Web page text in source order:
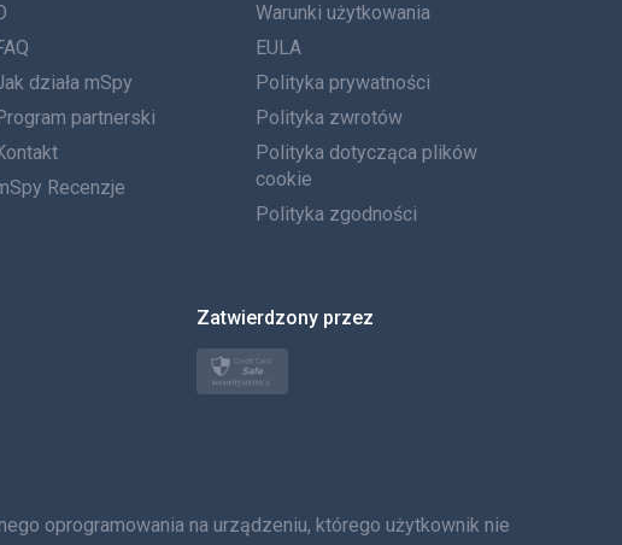
Português
Włoski
العربية
Türkçe
Polski
działa mSpy
partnerski
Recenzje
Warunki użytkowania
EULA
Polityka prywatności
Polityka zwrotów
Polityka dotycząca plików
cookie
Polityka zgodności
Zatwierdzony przez
oprogramowania na urządzeniu, którego użytkownik nie